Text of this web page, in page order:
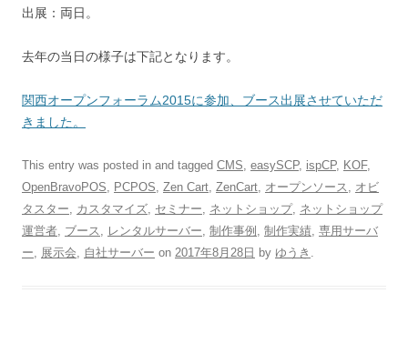
出展：両日。
去年の当日の様子は下記となります。
関西オープンフォーラム2015に参加、ブース出展させていただ
きました。
This entry was posted in and tagged CMS easySCP, ispCP, KOF,
OpenBravoPOS
PCPOS Zen Cart ZenCart オープンソース
オビ
タスター
カスタマイズ セミナー ネットショップ, ネットショップ
運営者 ブース レンタルサーバー 制作事例 制作実績 専用サーバ
ー
展示会 自社サーバー on 2017年8月28日 by ゆうき